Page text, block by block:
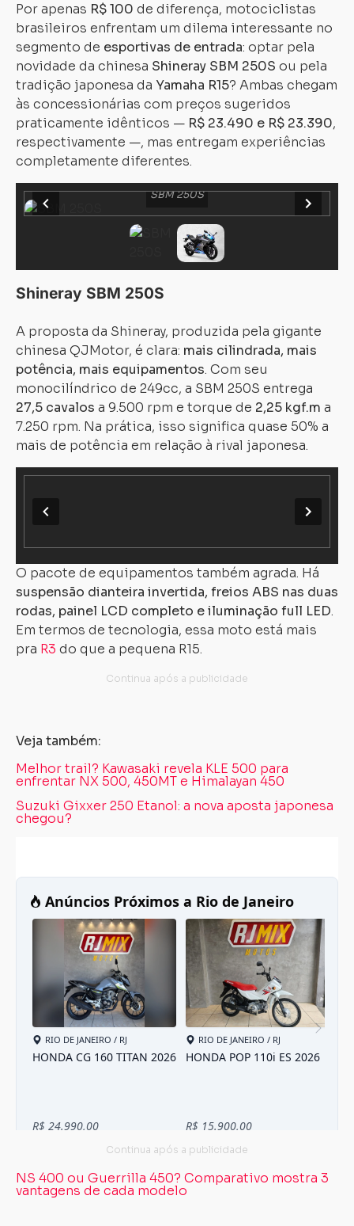
Por apenas R$ 100 de diferença, motociclistas
brasileiros enfrentam um dilema interessante no
segmento de esportivas de entrada: optar pela
novidade da chinesa Shineray SBM 250S ou pela
tradição japonesa da Yamaha R15? Ambas chegam
às concessionárias com preços sugeridos
praticamente idênticos — R$ 23.490 e R$ 23.390,
respectivamente —, mas entregam experiências
completamente diferentes.
SBM 250S
Shineray SBM 250S
A proposta da Shineray, produzida pela gigante
chinesa QJMotor, é clara: mais cilindrada, mais
potência, mais equipamentos. Com seu
monocilíndrico de 249cc, a SBM 250S entrega
27,5 cavalos a 9.500 rpm e torque de 2,25 kgf.m a
7.250 rpm. Na prática, isso significa quase 50% a
mais de potência em relação à rival japonesa.
O pacote de equipamentos também agrada. Há
suspensão dianteira invertida, freios ABS nas duas
rodas, painel LCD completo e iluminação full LED.
Em termos de tecnologia, essa moto está mais
pra R3 do que a pequena R15.
Veja também:
Melhor trail? Kawasaki revela KLE 500 para
enfrentar NX 500, 450MT e Himalayan 450
Suzuki Gixxer 250 Etanol: a nova aposta japonesa
chegou?
NS 400 ou Guerrilla 450? Comparativo mostra 3
vantagens de cada modelo